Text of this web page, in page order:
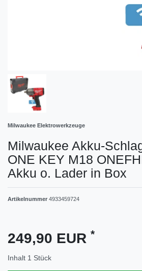
Milwaukee Elektrowerkzeuge
Milwaukee Akku-
ONE KEY M18
Akku o. Lader in Box
Artikelnummer 4933459724
249,90 EUR *
Inhalt 1 Stück